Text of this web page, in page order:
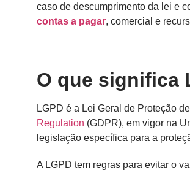
caso de descumprimento da lei e
contas a pagar, comercial e
O que significa
LGPD é a Lei Geral de Proteção
Regulation (GDPR), em vigor na
legislação específica para a
A LGPD tem regras para evitar o